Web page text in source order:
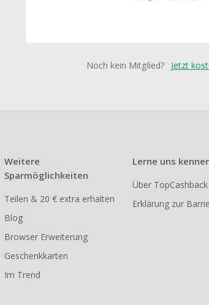
Noch kein Mitglied? Jetzt
Weitere
Sparmöglichkeiten
Teilen & 20 € extra erhalten
Blog
Browser Erweiterung
Geschenkkarten
Im Trend
Lerne uns
Über TopCashback
Erklärung zur